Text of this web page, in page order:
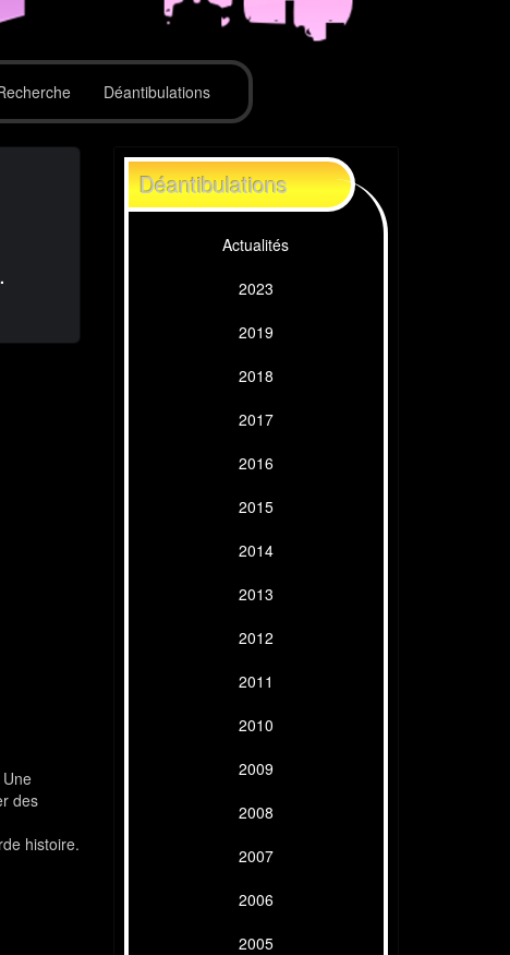
Déantibulations
des
histoire.
Déantibulations
Actualités
2023
2019
2018
2017
2016
2015
2014
2013
2012
2011
2010
2009
2008
2007
2006
2005